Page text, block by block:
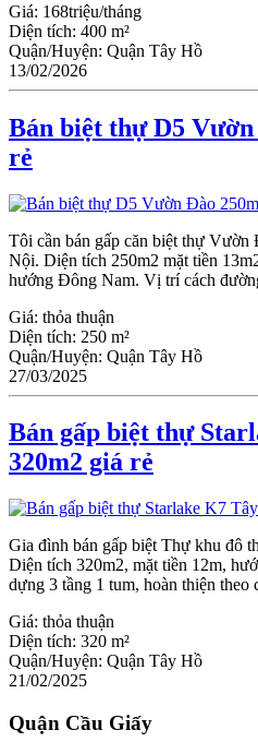
Giá: 168triệu/tháng
Diện tích: 400 m²
Quận/Huyện: Quận Tây Hồ
13/02/2026
Bán biệt thự D5
rẻ
Tôi cần bán gấp căn biệt thự
Nội. Diện tích 250m2 mặt tiền
hướng Đông Nam. Vị trí cách
Giá: thỏa thuận
Diện tích: 250 m²
Quận/Huyện: Quận Tây Hồ
27/03/2025
Bán gấp biệt thự
320m2 giá rẻ
Gia đình bán gấp biệt Thự khu đô
Diện tích 320m2, mặt tiền 12m,
dựng 3 tầng 1 tum, hoàn thiện theo
Giá: thỏa thuận
Diện tích: 320 m²
Quận/Huyện: Quận Tây Hồ
21/02/2025
Quận Cầu Giấy